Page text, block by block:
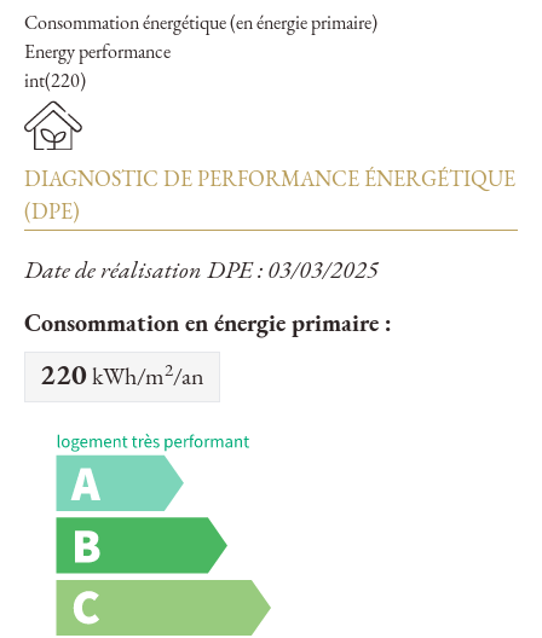
Consommation énergétique (en énergie primaire)
Energy performance
int(220)
DIAGNOSTIC DE PERFORMANCE ÉNERGÉTIQUE
(DPE)
Date de réalisation DPE : 03/03/2025
Consommation en énergie primaire :
220 kWh/m2/an